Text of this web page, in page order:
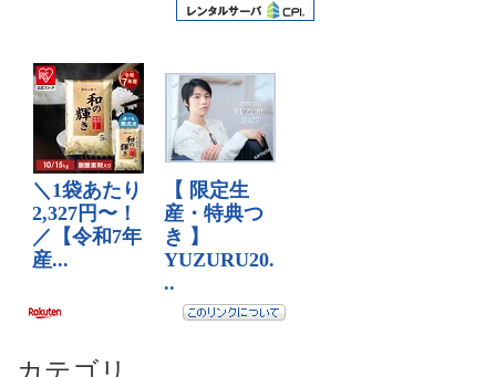
カテゴリ